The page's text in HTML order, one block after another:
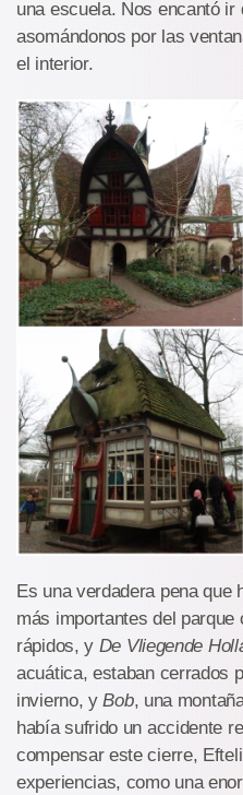
una escuela. Nos encantó ir
asomándonos por las
el interior.
Es una verdadera pena que
más importantes del parque
rápidos, y De Vliegende
acuática, estaban cerrados
invierno, yBob, una
había sufrido un accidente
compensar este cierre,
experiencias, como una